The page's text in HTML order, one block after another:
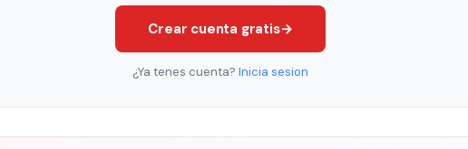
Crear cuenta gratis→
¿Ya tenes cuenta? Inicia sesion